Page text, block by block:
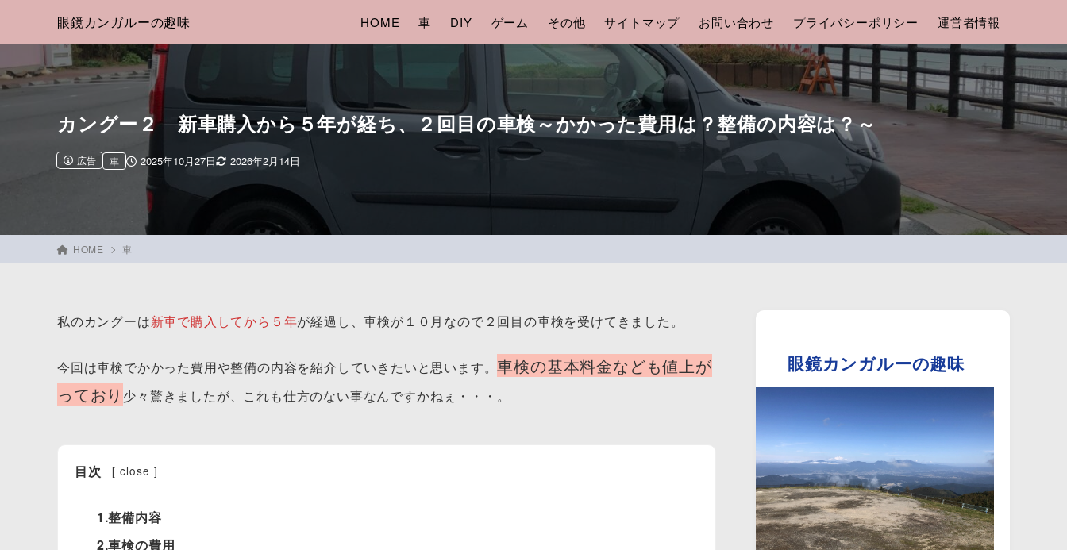
眼鏡カンガルーの趣味 HOME 車 DIY ゲーム その他 サイトマップ お問い合わせ プライバシーポリシー 運営者情報
カングー２ 新車購入から５年が経ち、２回目の車検～かかった費用は？整備の内容は？～
広告 2025年10月27日 2026年2月14日
車
HOME 車
私のカングーは新車で購入してから５年が経過し、車検が１０月なので２回目の車検を受けてきました。
今回は車検でかかった費用や整備の内容を紹介していきたいと思います。車検の基本料金なども値上が
っており 少々驚きましたが、これも仕方のない事なんですかねぇ・・・。
目次 [ close ]
1.整備内容
2.車検の費用
眼鏡カンガルーの趣味